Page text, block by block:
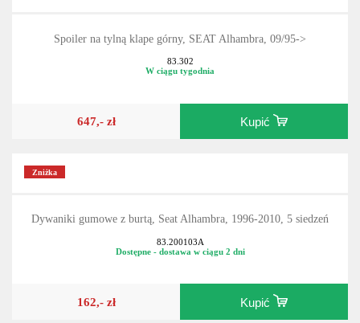
Spoiler na tylną klape górny, SEAT Alhambra, 09/95->
83.302
W ciągu tygodnia
647,- zł Kupić
Zniżka
Dywaniki gumowe z burtą, Seat Alhambra, 1996-2010, 5 siedzeń
83.200103A
Dostępne - dostawa w ciągu 2 dni
162,- zł Kupić